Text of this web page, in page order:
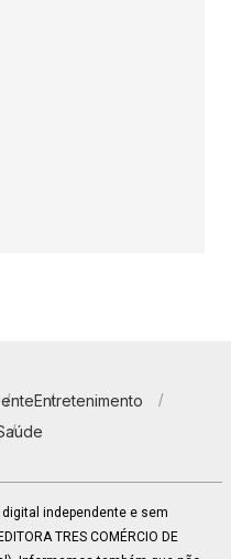
Entretenimento
digital independente e sem
TRES COMÉRCIO DE